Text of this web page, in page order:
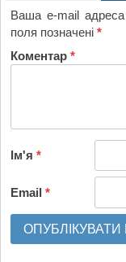
Ваша e-mail
поля позначені*
Коментар*
Ім'я*
Email*